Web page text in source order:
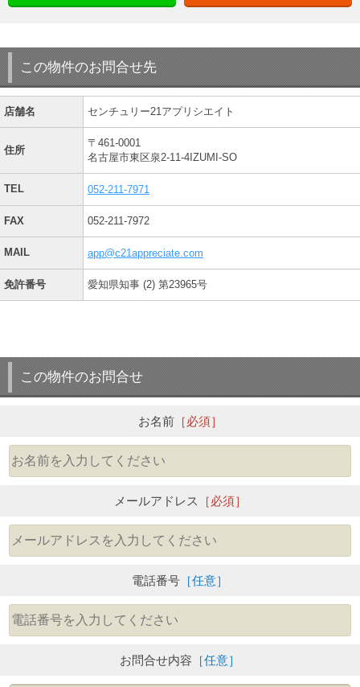
この物件のお問合せ先
店舗名 センチュリー21アプリシエイト
住所
〒461-0001
名古屋市東区泉2-11-4IZUMI-SO
TEL 052-211-7971
FAX 052-211-7972
MAIL app@c21appreciate.com
免許番号 愛知県知事 (2) 第23965号
この物件のお問合せ
お名前［必須］
メールアドレス ［必須］
電話番号 ［任意］
お問合せ内容 ［任意］